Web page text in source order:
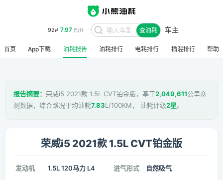
查油耗 车主
首页 App下载 油耗报告 油耗排行 电耗排行 插混排行 帮助
报告摘要： 荣威i5 2021款 1.5L CVT铂金版，基于2,049,611公里众
测数据，综合路况平均油耗7.83L/100KM， 油耗评级2星。
荣威i5 2021款 1.5L CVT铂金版
发动机 1.5L 120马力 L4 进气形式 自然吸气